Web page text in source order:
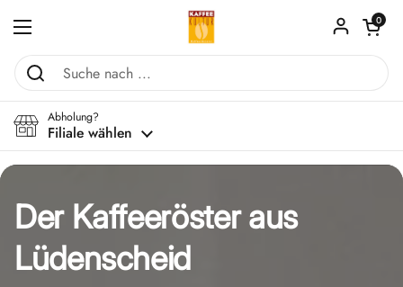
Menü öffnen
Warenkorb
0
Abholung?
Filiale wählen
Der Kaffeeröster aus
Lüdenscheid